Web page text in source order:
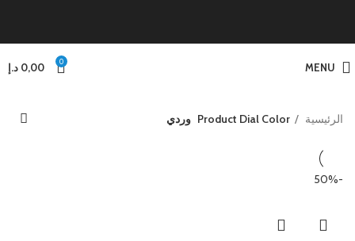
MENU
0
0,00 د.إ
الرئيسية Product Dial Color وردي
-50%